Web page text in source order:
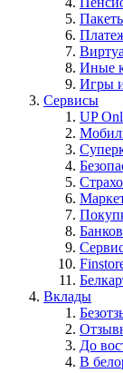
Иные
Игры
Сервисы
UP
Вклады
До
В